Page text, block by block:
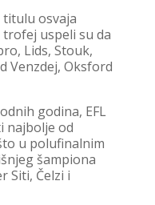
osvaja
uspeli su da
Lids, Stouk,
Venzdej, Oksford
godina, EFL
najbolje od
u polufinalnim
šampiona
Siti, Čelzi i